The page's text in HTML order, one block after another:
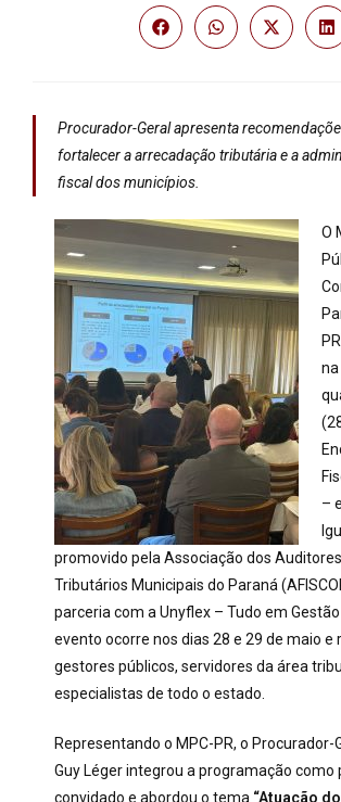
Procurador-Geral apresenta
fortalecer a arrecadação tributária e a
fiscal dos municípios.
O
–
promovido pela Associação dos
Tributários Municipais do Paraná
parceria com a Unyflex – Tudo em Gestão
evento ocorre nos dias 28 e 29 de maio e
gestores públicos, servidores da área
especialistas de todo o estado.
Representando o MPC-PR, o Procurador-
Guy Léger integrou a programação como
convidado e abordou o tema “Atuação